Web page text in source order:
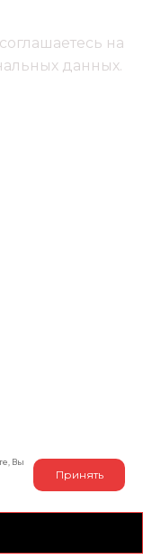
на
данных.
Вы
Принять